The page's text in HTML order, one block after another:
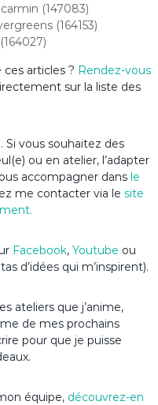
(147083)
(164153)
ces articles ? Rendez-vous
sur la liste des
Si vous souhaitez des
ou en atelier, l’adapter
accompagner dans le
me contacter via le site
Facebook, Youtube ou
d’idées qui m’inspirent).
ateliers que j’anime,
de mes prochains
pour que je puisse
équipe, découvrez-en